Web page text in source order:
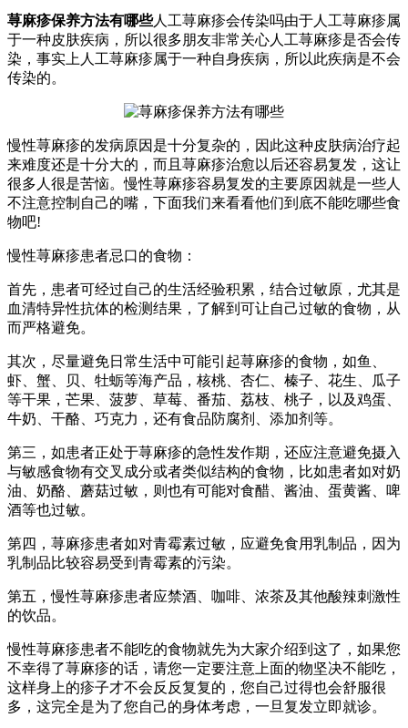
荨麻疹保养方法有哪些人工荨麻疹会传染吗由于人工荨麻疹属
于一种皮肤疾病，所以很多朋友非常关心人工荨麻疹是否会传
染，事实上人工荨麻疹属于一种自身疾病，所以此疾病是不会
传染的。
慢性荨麻疹的发病原因是十分复杂的，因此这种皮肤病治疗起
来难度还是十分大的，而且荨麻疹治愈以后还容易复发，这让
很多人很是苦恼。慢性荨麻疹容易复发的主要原因就是一些人
不注意控制自己的嘴，下面我们来看看他们到底不能吃哪些食
物吧!
慢性荨麻疹患者忌口的食物：
首先，患者可经过自己的生活经验积累，结合过敏原，尤其是
血清特异性抗体的检测结果，了解到可让自己过敏的食物，从
而严格避免。
其次，尽量避免日常生活中可能引起荨麻疹的食物，如鱼、
虾、蟹、贝、牡蛎等海产品，核桃、杏仁、榛子、花生、瓜子
等干果，芒果、菠萝、草莓、番茄、荔枝、桃子，以及鸡蛋、
牛奶、干酪、巧克力，还有食品防腐剂、添加剂等。
第三，如患者正处于荨麻疹的急性发作期，还应注意避免摄入
与敏感食物有交叉成分或者类似结构的食物，比如患者如对奶
油、奶酪、蘑菇过敏，则也有可能对食醋、酱油、蛋黄酱、啤
酒等也过敏。
第四，荨麻疹患者如对青霉素过敏，应避免食用乳制品，因为
乳制品比较容易受到青霉素的污染。
第五，慢性荨麻疹患者应禁酒、咖啡、浓茶及其他酸辣刺激性
的饮品。
慢性荨麻疹患者不能吃的食物就先为大家介绍到这了，如果您
不幸得了荨麻疹的话，请您一定要注意上面的物坚决不能吃，
这样身上的疹子才不会反反复复的，您自己过得也会舒服很
多，这完全是为了您自己的身体考虑，一旦复发立即就诊。